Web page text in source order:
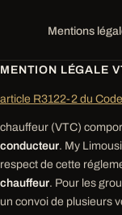
Mentions
MENTION LÉGALE
article R3122-2 du
chauffeur (VTC)
conducteur. My
respect de cette
chauffeur. Pour les
un convoi de plusieurs